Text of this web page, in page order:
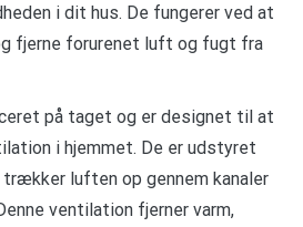
i dit hus. De fungerer ved at
fjerne forurenet luft og fugt fra
på taget og er designet til at
i hjemmet. De er udstyret
luften op gennem kanaler
ventilation fjerner varm,